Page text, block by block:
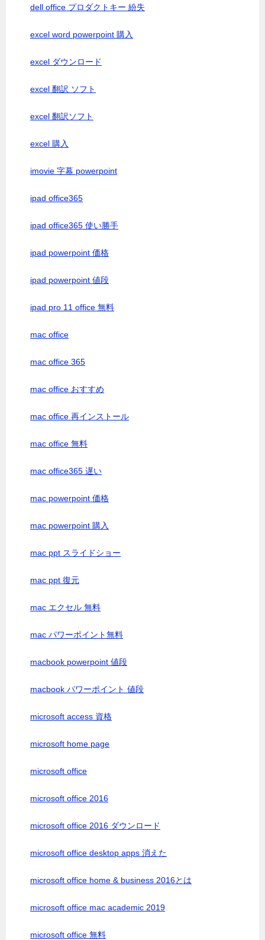
dell office プロダクトキー 紛失
excel word powerpoint 購入
excel ダウンロード
excel 翻訳 ソフト
excel 翻訳ソフト
excel 購入
imovie 字幕 powerpoint
ipad office365
ipad office365 使い勝手
ipad powerpoint 価格
ipad powerpoint 値段
ipad pro 11 office 無料
mac office
mac office 365
mac office おすすめ
mac office 再インストール
mac office 無料
mac office365 遅い
mac powerpoint 価格
mac powerpoint 購入
mac ppt スライドショー
mac ppt 復元
mac エクセル 無料
mac パワーポイント無料
macbook powerpoint 値段
macbook パワーポイント 値段
microsoft access 資格
microsoft home page
microsoft office
microsoft office 2016
microsoft office 2016 ダウンロード
microsoft office desktop apps 消えた
microsoft office home & business 2016とは
microsoft office mac academic 2019
microsoft office 無料